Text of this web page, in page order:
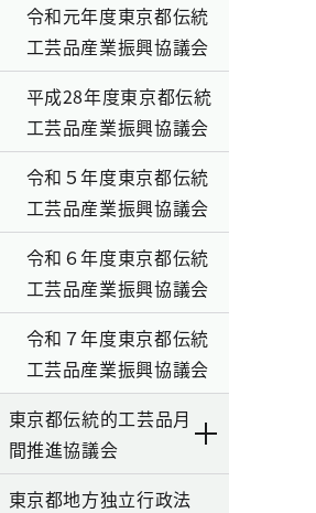
令和元年度東京都伝統
工芸品産業振興協議会
平成28年度東京都伝統
工芸品産業振興協議会
令和５年度東京都伝統
工芸品産業振興協議会
令和６年度東京都伝統
工芸品産業振興協議会
令和７年度東京都伝統
工芸品産業振興協議会
東京都伝統的工芸品月
間推進協議会
東京都地方独立行政法